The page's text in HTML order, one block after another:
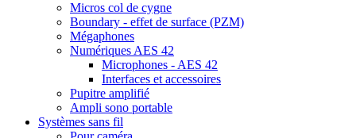
Micros col de cygne
Boundary - effet de surface (PZM)
Mégaphones
Numériques AES 42
Microphones - AES 42
Interfaces et accessoires
Pupitre amplifié
Ampli sono portable
Systèmes sans fil